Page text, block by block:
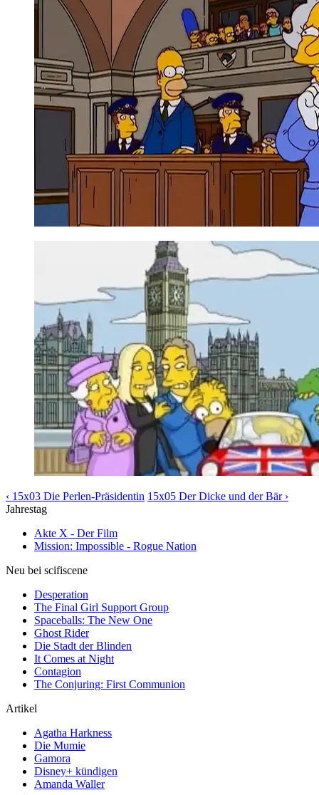
‹ 15x03 Die Perlen-Präsidentin 15x05 Der Dicke und der Bär ›
Jahrestag
Akte X - Der Film
Mission: Impossible - Rogue Nation
Neu bei scifiscene
Desperation
The Final Girl Support Group
Spaceballs: The New One
Ghost Rider
Die Stadt der Blinden
It Comes at Night
Contagion
The Conjuring: First Communion
Artikel
Agatha Harkness
Die Mumie
Gamora
Disney+ kündigen
Amanda Waller